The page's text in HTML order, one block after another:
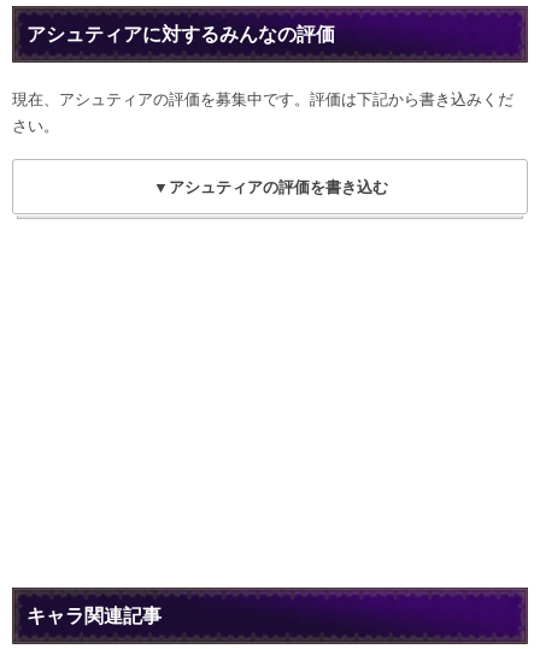
アシュティアに対するみんなの評価
現在、アシュティアの評価を募集中です。評価は下記から書き込みくだ
さい。
▼アシュティアの評価を書き込む
キャラ関連記事